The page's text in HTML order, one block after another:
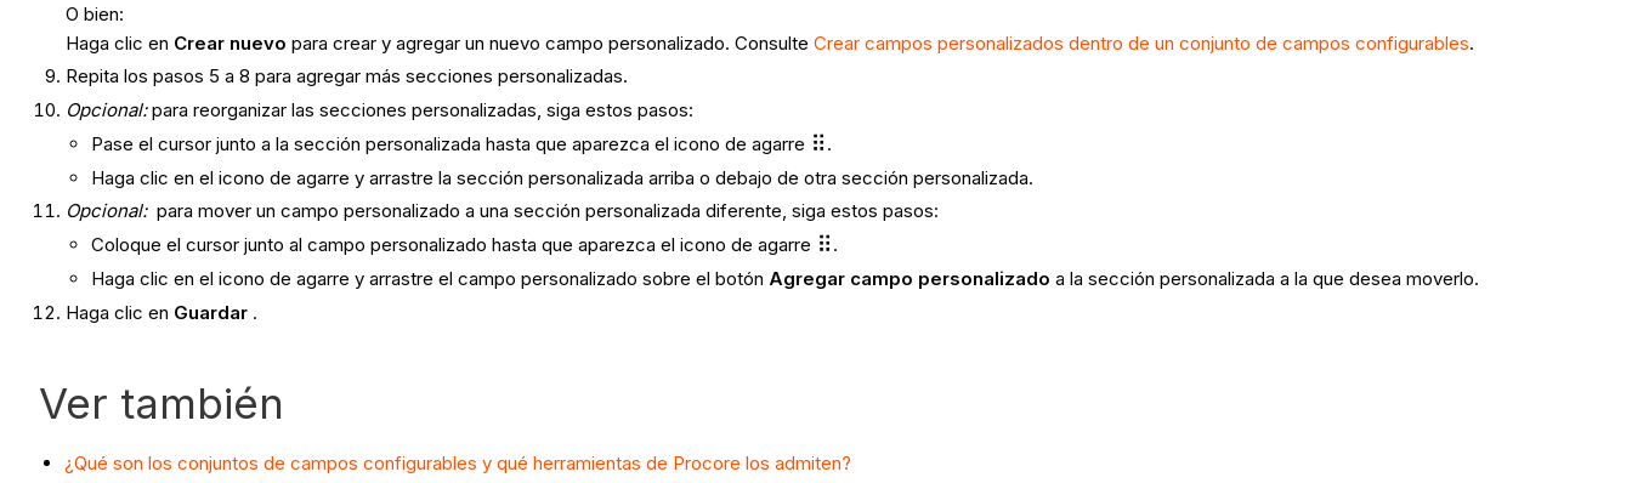
O bien:
Haga clic en Crear nuevo para crear y agregar un nuevo campo personalizado. ConsulteCrear campos personalizados dentro de un conjunto de campos configurables.
Repita los pasos 5 a 8 para agregar más secciones personalizadas.
Opcional:para reorganizar las secciones personalizadas, siga estos pasos:
Pase el cursor junto a la sección personalizada hasta que aparezca el icono de agarre
.
Haga clic en el icono de agarre y arrastre la sección personalizada arriba o debajo de otra sección personalizada.
Opcional: para mover un campo personalizado a una sección personalizada diferente, siga estos pasos:
Coloque el cursor junto al campo personalizado hasta que aparezca el icono de agarre
.
Haga clic en el icono de agarre y arrastre el campo personalizado sobre el botón Agregar campo personalizado a la sección personalizada a la que desea moverlo.
Haga clic en Guardar .
Ver también
¿Qué son los conjuntos de campos configurables y qué herramientas de Procore los admiten?